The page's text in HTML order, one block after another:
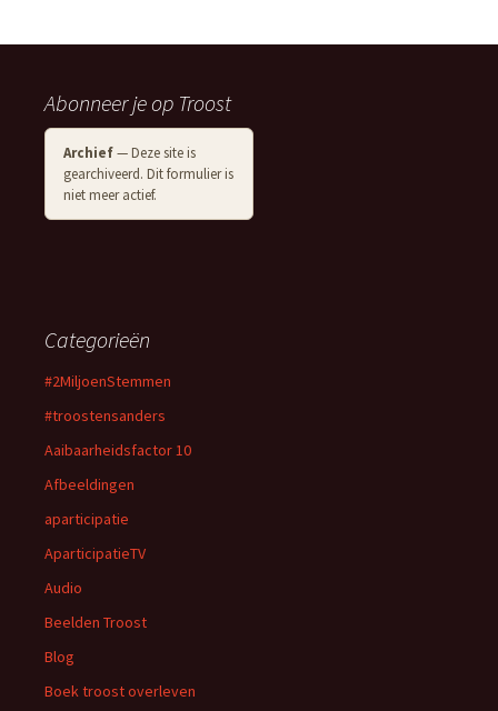
Abonneer je op Troost
Archief— Deze site is
gearchiveerd. Dit formulier is
niet meer actief.
Categorieën
#2MiljoenStemmen
#troostensanders
Aaibaarheidsfactor 10
Afbeeldingen
aparticipatie
AparticipatieTV
Audio
Beelden Troost
Blog
Boek troost overleven